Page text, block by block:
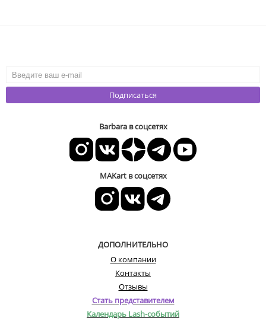
Подписаться
Barbara в соцсетях
MAKart в соцсетях
ДОПОЛНИТЕЛЬНО
О компании
Контакты
Отзывы
Стать представителем
Календарь Lash-событий